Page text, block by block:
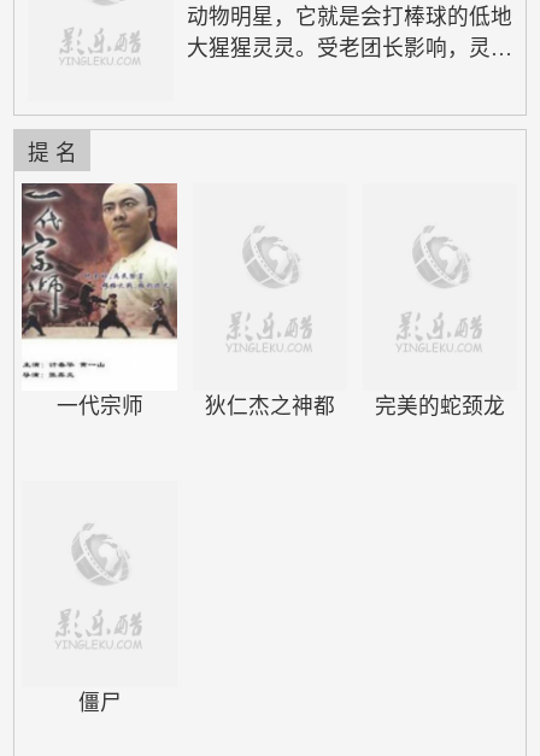
动物明星，它就是会打棒球的低地
大猩猩灵灵。受老团长影响，灵灵
一起长大的15岁驯兽师赵薇薇（徐
灵组成击打组合而债台高筑，在他
去世后，薇薇以柔弱的臂膀支持着
绝境。危急时刻，韩国职棒的金牌
薇薇，他花…
提 名
一代宗师 狄仁杰之神都 完美的蛇颈龙
僵尸